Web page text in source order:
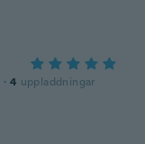
· 4 uppladdningar